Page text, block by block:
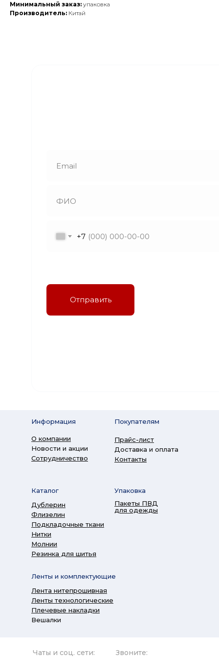
Минимальный заказ: упаковка
Производитель: Китай
+7
Отправить
Информация
О компании
Новости и акции
Сотрудничество
Чаты и соц. сети: Звоните:
Покупателям
Прайс-лист
Доставка и оплата
Контакты
Каталог
Дублерин
Флизелин
Подкладочные ткани
Нитки
Молнии
Резинка для шитья
Ленты и комплектующие
Лента нитепрошивная
Ленты технологические
Плечевые накладки
Вешалки
Упаковка
Пакеты ПВД
для одежды